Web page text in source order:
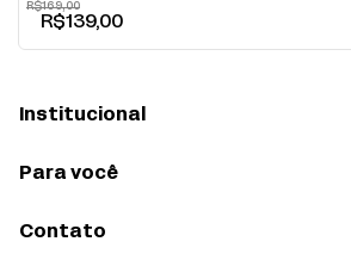
R$169,00
R$139,00
Institucional
Para você
Contato